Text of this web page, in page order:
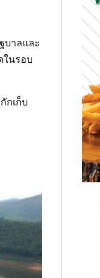
บาลและ
นรอบ
กเก็บ